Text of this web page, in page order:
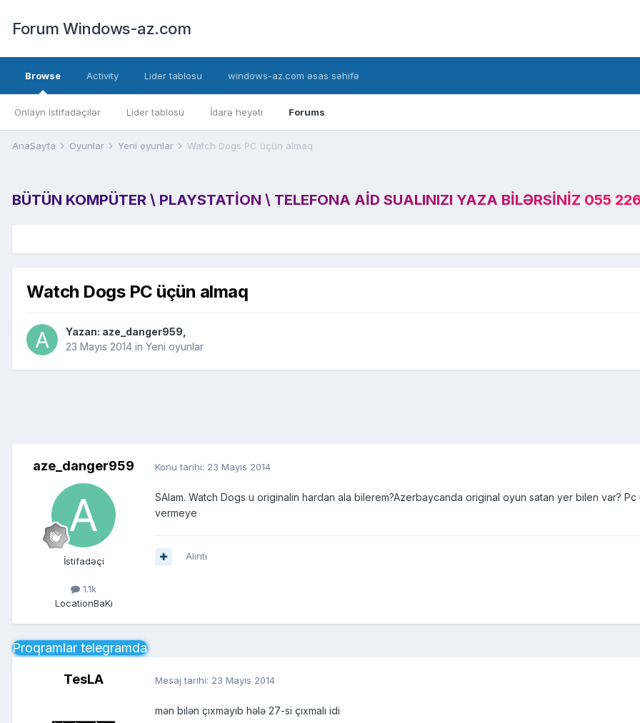
Forum Windows-az.com
Browse
Onlayn istifadəçilər Lider tablosu İdarə heyəti Forums
Activity Lider tablosu windows-az.com əsas səhifə
AnaSayfa Oyunlar Yeni oyunlar Watch Dogs PC üçün almaq
BÜTÜN KOMPÜTER \ PLAYSTATION \ TELEFONA AID SUALINIZI YAZA BILƏRSINIZ 055
Watch Dogs PC üçün almaq
Yazan: aze_danger959
23 Mayıs 2014 in Yeni oyunlar
aze_danger959
İstifadəçi
1.1k
LocationBaKı
Konu tarihi: 23 Mayıs 2014
SAlam. Watch Dogs u originalin hardan ala bilerem?Azerbaycanda original oyun satan yer bilen var?
vermeye
Alıntı
Proqramlar telegramda
TesLA Mesaj tarihi: 23 Mayıs 2014
mən bilən çıxmayıb hələ 27-si çıxmalı idi